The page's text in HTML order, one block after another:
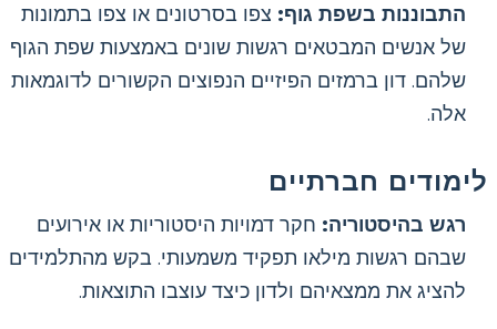
התבוננות בשפת גוף: צפו בסרטונים או צפו בתמונות
של אנשים המבטאים רגשות שונים באמצעות שפת הגוף
שלהם. דון ברמזים הפיזיים הנפוצים הקשורים לדוגמאות
אלה.
לימודים חברתיים
רגש בהיסטוריה: חקר דמויות היסטוריות או אירועים
שבהם רגשות מילאו תפקיד משמעותי. בקש מהתלמידים
להציג את ממצאיהם ולדון כיצד עוצבו התוצאות.